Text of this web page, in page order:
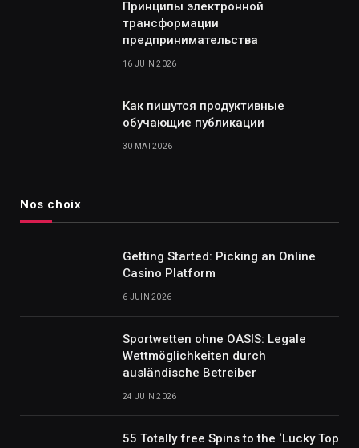
Принципы электронной
трансформации
предпринимательства
16 JUIN 2026
Как пишутся продуктивные
обучающие публикации
30 MAI 2026
Nos choix
Getting Started: Picking an Online
Casino Platform
6 JUIN 2026
Sportwetten ohne OASIS: Legale
Wettmöglichkeiten durch
ausländische Betreiber
24 JUIN 2026
55 Totally free Spins to the ‘Lucky Top